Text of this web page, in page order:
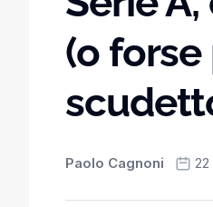
(o
Paolo Cagnoni